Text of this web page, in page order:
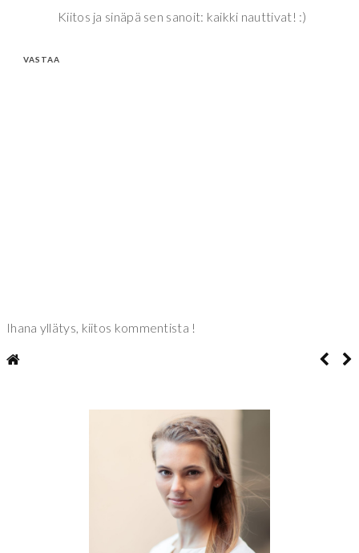
Kiitos ja sinäpä sen sanoit: kaikki nauttivat! :)
VASTAA
Ihana yllätys, kiitos kommentista !